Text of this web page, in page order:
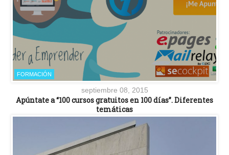
FORMACIÓN
septiembre 08, 2015
Apúntate a “100 cursos gratuitos en 100 días”. Diferentes
temáticas